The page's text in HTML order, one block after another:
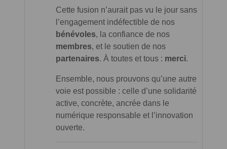
Cette fusion n’aurait pas vu le jour sans
l’engagement indéfectible de nos
bénévoles, la confiance de nos
membres, et le soutien de nos
partenaires. À toutes et tous : merci.
Ensemble, nous prouvons qu’une autre
voie est possible : celle d’une solidarité
active, concrète, ancrée dans le
numérique responsable et l’innovation
ouverte.